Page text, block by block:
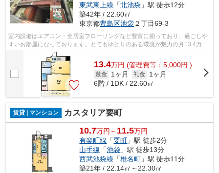
東武東上線 「北池袋 」駅 徒歩12分
築42年 / 22.60㎡
東京都豊島区池袋２丁目69-3
室内設備はエアコン・全居室フローリングなど豊富に揃っており、過ごしや
すいお部屋になっております。とてもゆとりのある環境が魅力の月13.4万円
の物件。駅から徒歩10分の駅近物件で...
13.4万円 (管理費等：5,000円 )
敷金 1ヶ月 礼金
1ヶ月
6階 / 1DK / 22.60㎡
賃貸 | マンション カスタリア要町
10.7万円～ 11.5万円
有楽町線 「要町 」駅 徒歩2分
山手線 「池袋 」駅 徒歩13分
西武池袋線 「椎名町 」駅 徒歩11分
築21年 / 22.14㎡～22.30㎡